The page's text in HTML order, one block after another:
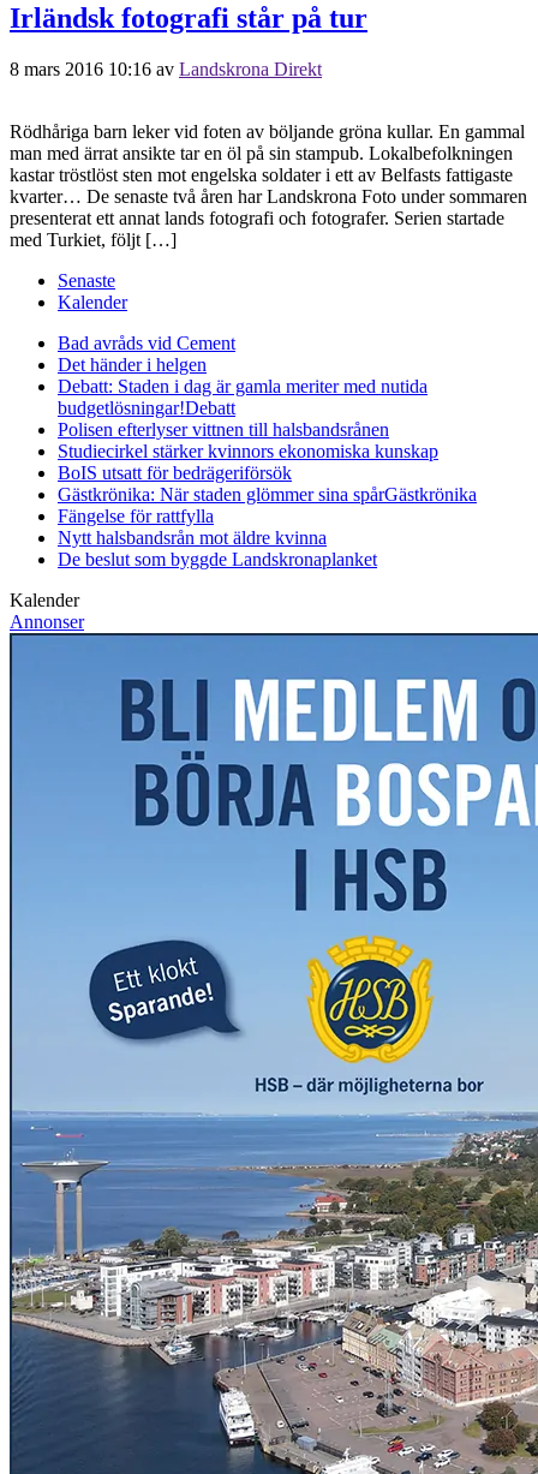
Irländsk fotografi står på tur
8 mars 2016 10:16 av Landskrona Direkt
Rödhåriga barn leker vid foten av böljande gröna kullar. En gammal
man med ärrat ansikte tar en öl på sin stampub. Lokalbefolkningen
kastar tröstlöst sten mot engelska soldater i ett av Belfasts fattigaste
kvarter… De senaste två åren har Landskrona Foto under sommaren
presenterat ett annat lands fotografi och fotografer. Serien startade
med Turkiet, följt […]
Senaste
Kalender
Bad avråds vid Cement
Det händer i helgen
Debatt: Staden i dag är gamla meriter med nutida
budgetlösningar!Debatt
Polisen efterlyser vittnen till halsbandsrånen
Studiecirkel stärker kvinnors ekonomiska kunskap
BoIS utsatt för bedrägeriförsök
Gästkrönika: När staden glömmer sina spårGästkrönika
Fängelse för rattfylla
Nytt halsbandsrån mot äldre kvinna
De beslut som byggde Landskronaplanket
Kalender
Annonser